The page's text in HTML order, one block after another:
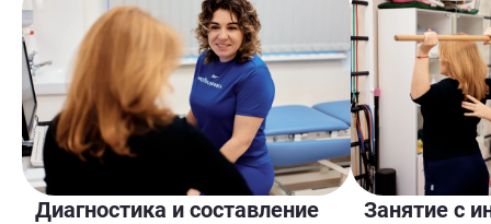
Диагностика и составление
Занятие с